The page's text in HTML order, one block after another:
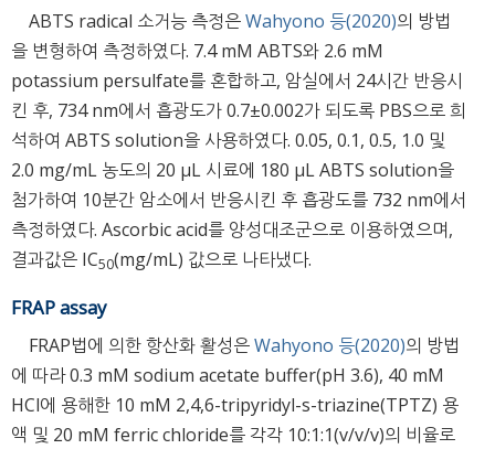
ABTS radical 소거능 측정은Wahyono 등(2020)의 방법
을 변형하여 측정하였다. 7.4 mM ABTS와 2.6 mM
potassium persulfate를 혼합하고, 암실에서 24시간 반응시
킨 후, 734 nm에서 흡광도가 0.7±0.002가 되도록 PBS으로 희
석하여 ABTS solution을 사용하였다. 0.05, 0.1, 0.5, 1.0 및
2.0 mg/mL 농도의 20 μL 시료에 180 μL ABTS solution을
첨가하여 10분간 암소에서 반응시킨 후 흡광도를 732 nm에서
측정하였다. Ascorbic acid를 양성대조군으로 이용하였으며,
결과값은 IC50(mg/mL) 값으로 나타냈다.
FRAP assay
FRAP법에 의한 항산화 활성은Wahyono 등(2020)의 방법
에 따라 0.3 mM sodium acetate buffer(pH 3.6), 40 mM
HCl에 용해한 10 mM 2,4,6-tripyridyl-s-triazine(TPTZ) 용
액 및 20 mM ferric chloride를 각각 10:1:1(v/v/v)의 비율로